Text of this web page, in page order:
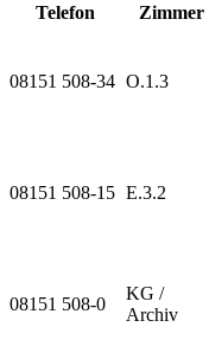
Telefon Zimmer
08151 508-34 O.1.3
08151 508-15 E.3.2
08151 508-0
KG /
Archiv